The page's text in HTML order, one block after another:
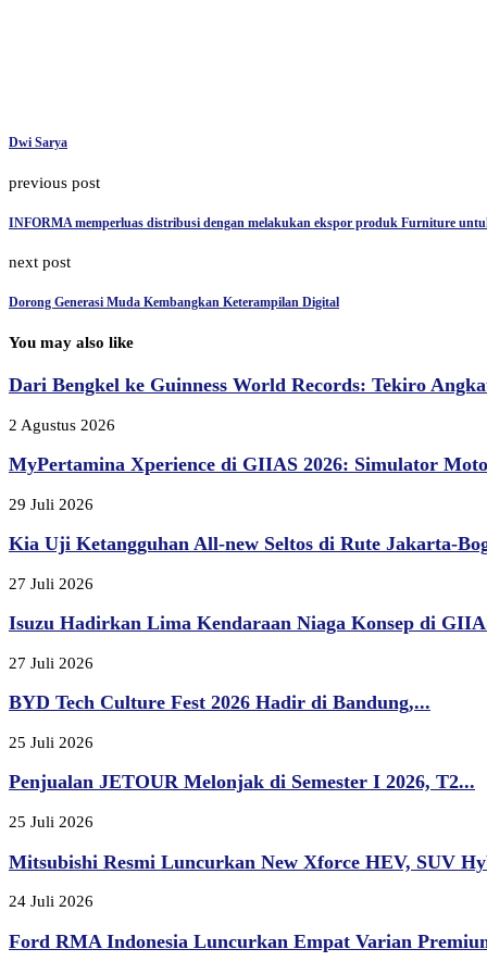
Dwi Sarya
previous post
INFORMA memperluas distribusi dengan melakukan ekspor produk Furniture
next post
Dorong Generasi Muda Kembangkan Keterampilan Digital
You may also like
Dari Bengkel ke Guinness World Records: Tekiro
2 Agustus 2026
MyPertamina Xperience di GIIAS 2026: Simulator
29 Juli 2026
Kia Uji Ketangguhan All-new Seltos di Rute Jakarta-
27 Juli 2026
Isuzu Hadirkan Lima Kendaraan Niaga Konsep di
27 Juli 2026
BYD Tech Culture Fest 2026 Hadir di Bandung,...
25 Juli 2026
Penjualan JETOUR Melonjak di Semester I 2026, T2...
25 Juli 2026
Mitsubishi Resmi Luncurkan New Xforce HEV, SUV
24 Juli 2026
Ford RMA Indonesia Luncurkan Empat Varian